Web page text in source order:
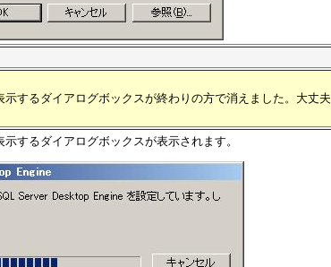
するダイアログボックスが終わりの方で消えました。大丈夫
するダイアログボックスが表示されます。